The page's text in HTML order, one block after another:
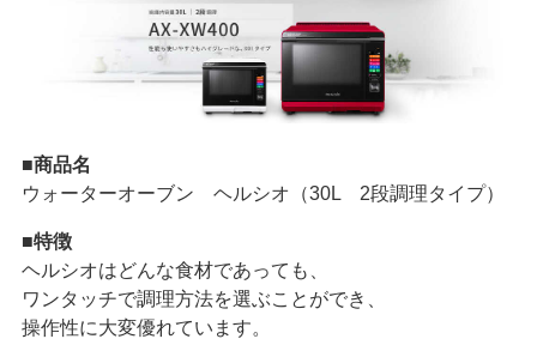
■商品名
ウォーターオーブン ヘルシオ（30L 2段調理タイプ）
■特徴
ヘルシオはどんな食材であっても、
ワンタッチで調理方法を選ぶことができ、
操作性に大変優れています。